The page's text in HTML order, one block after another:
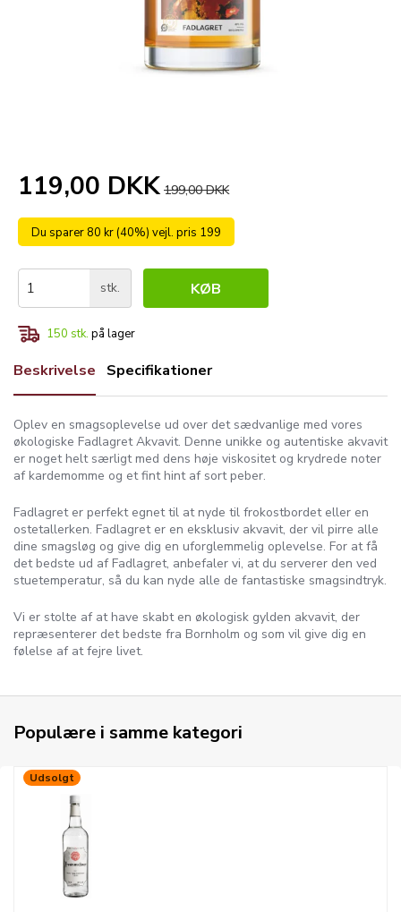
119,00 DKK 199,00 DKK
Du sparer 80 kr (40%) vejl. pris 199
stk. KØB
150 stk. på lager
Beskrivelse Specifikationer
Oplev en smagsoplevelse ud over det sædvanlige med vores
økologiske Fadlagret Akvavit. Denne unikke og autentiske akvavit
er noget helt særligt med dens høje viskositet og krydrede noter
af kardemomme og et fint hint af sort peber.
Fadlagret er perfekt egnet til at nyde til frokostbordet eller en
ostetallerken. Fadlagret er en eksklusiv akvavit, der vil pirre alle
dine smagsløg og give dig en uforglemmelig oplevelse. For at få
det bedste ud af Fadlagret, anbefaler vi, at du serverer den ved
stuetemperatur, så du kan nyde alle de fantastiske smagsindtryk.
Vi er stolte af at have skabt en økologisk gylden akvavit, der
repræsenterer det bedste fra Bornholm og som vil give dig en
følelse af at fejre livet.
Populære i samme kategori
Udsolgt